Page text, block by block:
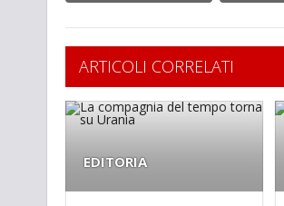
ARTICOLI CORRELATI
EDITORIA